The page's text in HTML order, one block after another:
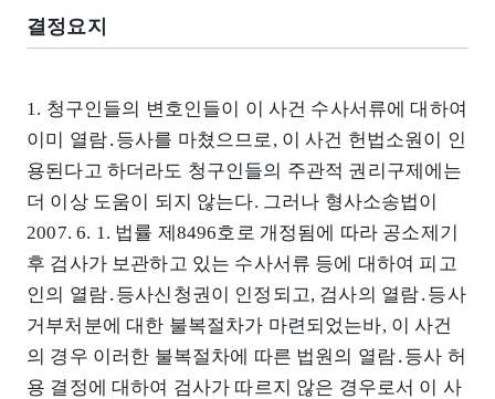
결정요지
1. 청구인들의 변호인들이 이 사건 수사서류에 대하여
이미 열람․등사를 마쳤으므로, 이 사건 헌법소원이 인
용된다고 하더라도 청구인들의 주관적 권리구제에는
더 이상 도움이 되지 않는다. 그러나 형사소송법이
2007. 6. 1. 법률 제8496호로 개정됨에 따라 공소제기
후 검사가 보관하고 있는 수사서류 등에 대하여 피고
인의 열람․등사신청권이 인정되고, 검사의 열람․등사
거부처분에 대한 불복절차가 마련되었는바, 이 사건
의 경우 이러한 불복절차에 따른 법원의 열람․등사 허
용 결정에 대하여 검사가 따르지 않은 경우로서 이 사